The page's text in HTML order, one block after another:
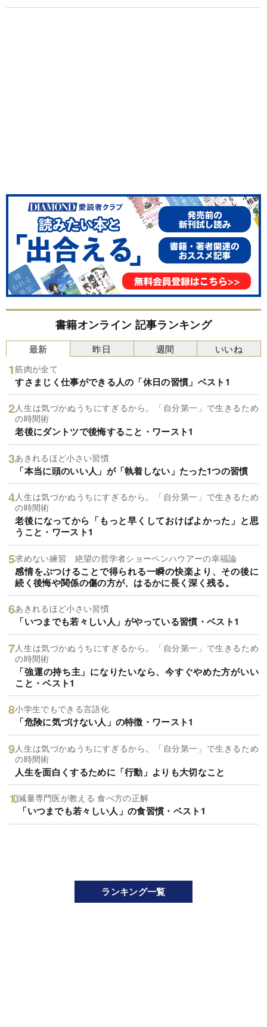
書籍オンライン 記事ランキング
最新
筋肉が全て
すさまじく仕事ができる人の「休日の習慣」ベスト1
人生は気づかぬうちにすぎるから。「自分第一」で生きるため
の時間術
老後にダントツで後悔すること・ワースト1
あきれるほど小さい習慣
「本当に頭のいい人」が「執着しない」たった1つの習慣
人生は気づかぬうちにすぎるから。「自分第一」で生きるため
の時間術
老後になってから「もっと早くしておけばよかった」と思
うこと・ワースト1
求めない練習 絶望の哲学者ショーペンハウアーの幸福論
感情をぶつけることで得られる一瞬の快楽より、その後に
続く後悔や関係の傷の方が、はるかに長く深く残る。
あきれるほど小さい習慣
「いつまでも若々しい人」がやっている習慣・ベスト1
人生は気づかぬうちにすぎるから。「自分第一」で生きるため
の時間術
「強運の持ち主」になりたいなら、今すぐやめた方がいい
こと・ベスト1
小学生でもできる言語化
「危険に気づけない人」の特徴・ワースト1
人生は気づかぬうちにすぎるから。「自分第一」で生きるため
の時間術
人生を面白くするために「行動」よりも大切なこと
減量専門医が教える 食べ方の正解
「いつまでも若々しい人」の食習慣・ベスト1
昨日 週間 いいね
ランキング一覧